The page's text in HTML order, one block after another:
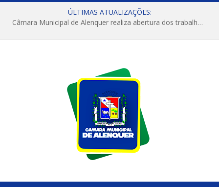
ÚLTIMAS ATUALIZAÇÕES:
Câmara Municipal de Alenquer realiza abertura dos trabalhos do 4º Período Legislativo